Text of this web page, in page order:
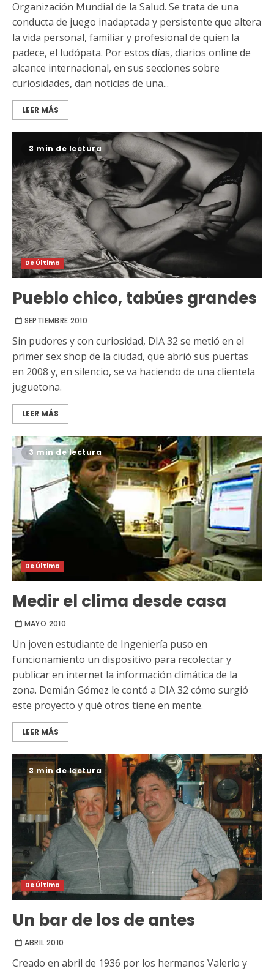
Organización Mundial de la Salud. Se trata de una
conducta de juego inadaptada y persistente que altera
la vida personal, familiar y profesional de quien la
padece, el ludópata. Por estos días, diarios online de
alcance internacional, en sus secciones sobre
curiosidades, dan noticias de una...
LEER MÁS
3 min de lectura
De Última
Pueblo chico, tabúes grandes
SEPTIEMBRE 2010
Sin pudores y con curiosidad, DIA 32 se metió en el
primer sex shop de la ciudad, que abrió sus puertas
en 2008 y, en silencio, se va haciendo de una clientela
juguetona.
LEER MÁS
3 min de lectura
De Última
Medir el clima desde casa
MAYO 2010
Un joven estudiante de Ingeniería puso en
funcionamiento un dispositivo para recolectar y
publicar en internet la información climática de la
zona. Demián Gómez le contó a DIA 32 cómo surgió
este proyecto y qué otros tiene en mente.
LEER MÁS
3 min de lectura
De Última
Un bar de los de antes
ABRIL 2010
Creado en abril de 1936 por los hermanos Valerio y